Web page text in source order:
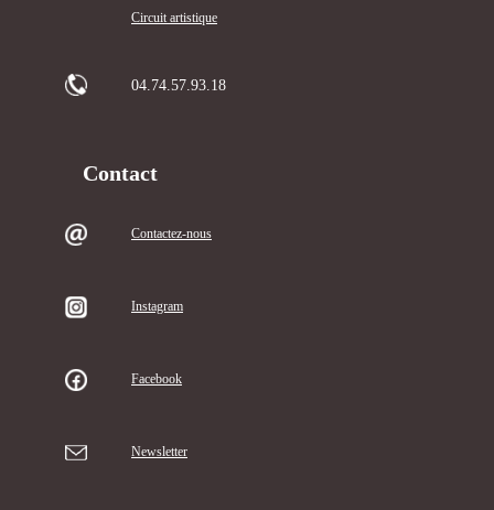
Circuit artistique
04.74.57.93.18
Contact
Contactez-nous
Instagram
Facebook
Newsletter